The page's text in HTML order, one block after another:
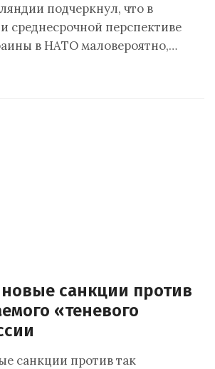
подчеркнул, что в
среднесрочной перспективе
в НАТО маловероятно,…
новые санкции против
«теневого
санкции против так